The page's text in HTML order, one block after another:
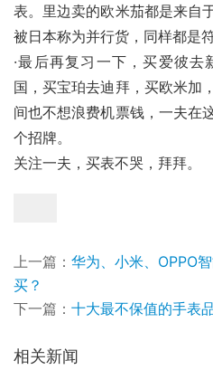
表。里边卖的欧米茄都是来自
被日本称为并行货，同样都是
·最后再复习一下，买爱彼
国，买宝珀去迪拜，买欧米加
间也不想浪费机票钱，一夫在
个招牌。
关注一夫，买表不哭，拜拜。
上一篇： 华为、小米、OPPO
买？
下一篇： 十大最不保值的手表
相关新闻